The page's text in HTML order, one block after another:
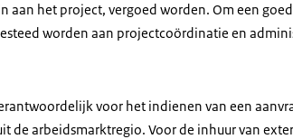
aan het project, vergoed worden. Om een
worden aan projectcoördinatie en
voor het indienen van een
de arbeidsmarktregio. Voor de inhuur van